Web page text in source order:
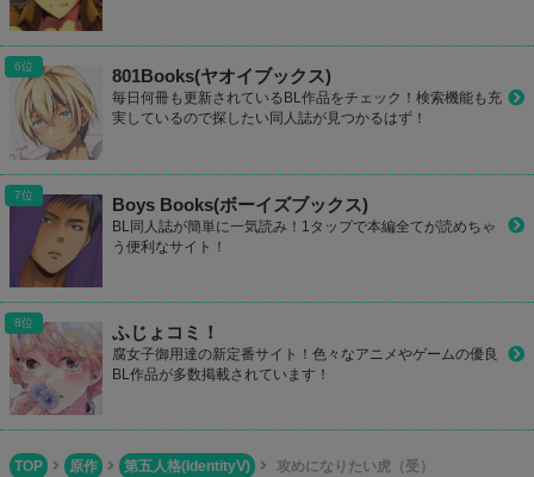
801Books(ヤオイブックス)
毎日何冊も更新されているBL作品をチェック！検索機能も充
実しているので探したい同人誌が見つかるはず！
Boys Books(ボーイズブックス)
BL同人誌が簡単に一気読み！1タップで本編全てが読めちゃ
う便利なサイト！
ふじょコミ！
腐女子御用達の新定番サイト！色々なアニメやゲームの優良
BL作品が多数掲載されています！
TOP 原作 第五人格(IdentityⅤ) 攻めになりたい虎（受）